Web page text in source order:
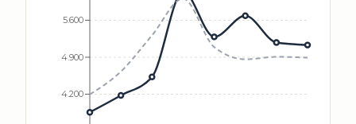
4.200
4.900
5.600